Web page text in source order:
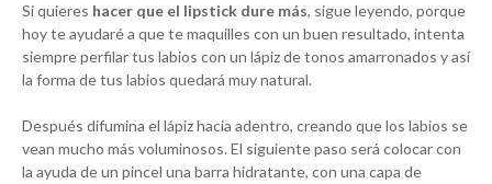
Si quieres hacer que el lipstick dure más, sigue leyendo, porque
hoy te ayudaré a que te maquilles con un buen resultado, intenta
siempre perfilar tus labios con un lápiz de tonos amarronados y así
la forma de tus labios quedará muy natural.
Después difumina el lápiz hacia adentro, creando que los labios se
vean mucho más voluminosos. El siguiente paso será colocar con
la ayuda de un pincel una barra hidratante, con una capa de